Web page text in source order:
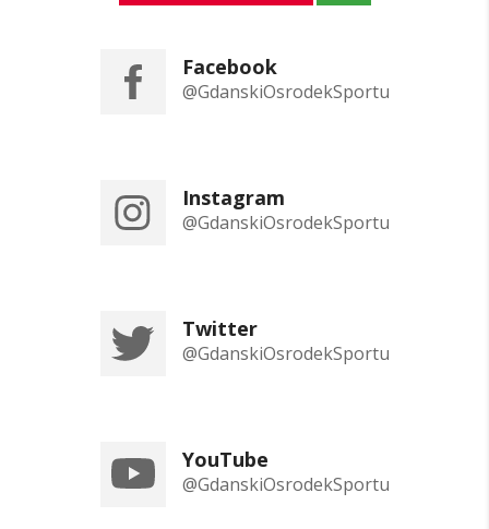
Facebook
@GdanskiOsrodekSportu
Instagram
@GdanskiOsrodekSportu
Twitter
@GdanskiOsrodekSportu
YouTube
@GdanskiOsrodekSportu